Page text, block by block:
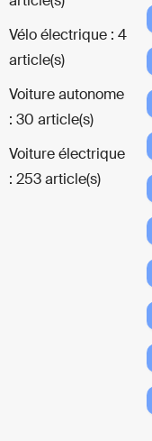
Vélo électrique : 4
article(s)
Voiture autonome
: 30 article(s)
Voiture électrique
: 253 article(s)